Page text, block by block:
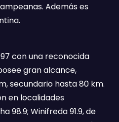
Además es
con una reconocida
gran alcance,
secundario hasta 80 km.
en localidades
98.9; Winifreda 91.9, de